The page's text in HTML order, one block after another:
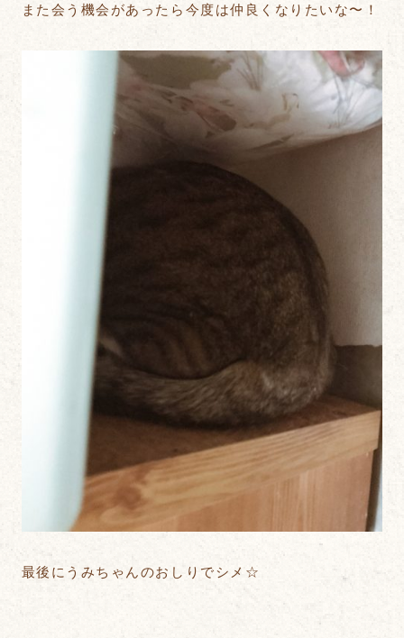
また会う機会があったら今度は仲良くなりたいな〜！
最後にうみちゃんのおしりでシメ☆